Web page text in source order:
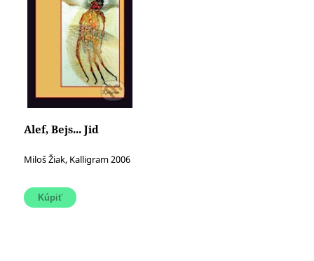
Alef, Bejs... Jid
Miloš Žiak, Kalligram 2006